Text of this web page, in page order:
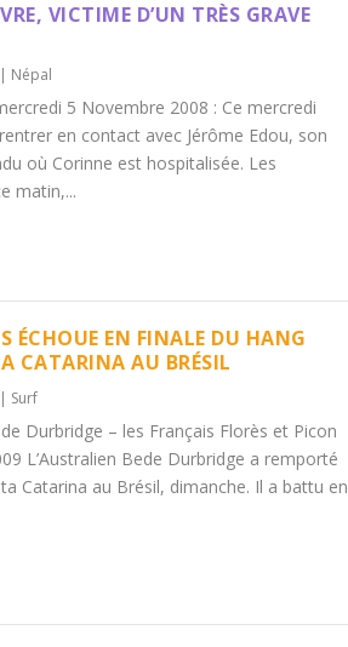
VICTIME D’UN TRÈS GRAVE
| Népal
5 Novembre 2008 : Ce mercredi
en contact avec Jérôme Edou, son
où Corinne est hospitalisée. Les
matin,...
ÉCHOUE EN FINALE DU HANG
CATARINA AU BRÉSIL
| Surf
Durbridge – les Français Florès et Picon
L’Australien Bede Durbridge a remporté
Catarina au Brésil, dimanche. Il a battu en